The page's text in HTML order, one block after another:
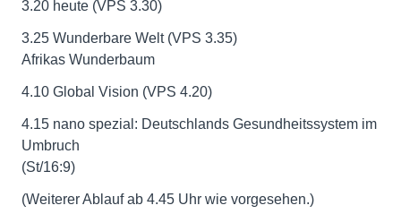
3.20 heute (VPS 3.30)
3.25 Wunderbare Welt (VPS 3.35)
Afrikas Wunderbaum
4.10 Global Vision (VPS 4.20)
4.15 nano spezial: Deutschlands Gesundheitssystem im
Umbruch
(St/16:9)
(Weiterer Ablauf ab 4.45 Uhr wie vorgesehen.)